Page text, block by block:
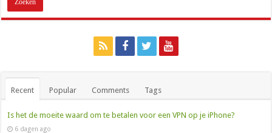
Recent Popular Comments Tags
Is het de moeite waard om te betalen voor een VPN op je iPhone?
6 dagen ago